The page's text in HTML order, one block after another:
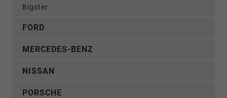
Bigster
FORD
MERCEDES-BENZ
NISSAN
PORSCHE